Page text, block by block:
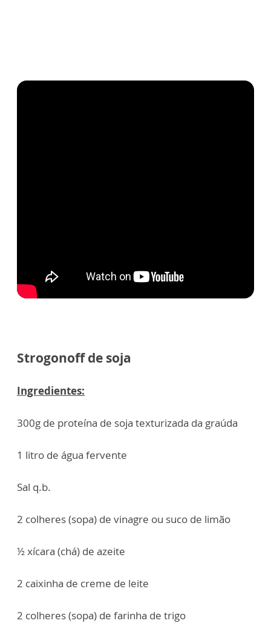
Strogonoff de soja
Ingredientes:
300g de proteína de soja texturizada da graúda
1 litro de água fervente
Sal q.b.
2 colheres (sopa) de vinagre ou suco de limão
½ xícara (chá) de azeite
2 caixinha de creme de leite
2 colheres (sopa) de farinha de trigo